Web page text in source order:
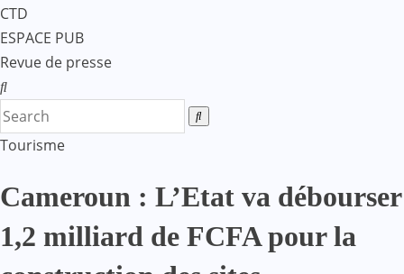
CTD
ESPACE PUB
Revue de presse
Tourisme
Cameroun : L’Etat va débourser
1,2 milliard de FCFA pour la